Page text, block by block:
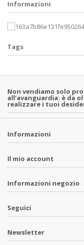
Informazioni
Tags
Non vendiamo solo
all’avanguardia: è da
realizzare i tuoi
Informazioni
Il mio account
Informazioni negozio
Seguici
Newsletter